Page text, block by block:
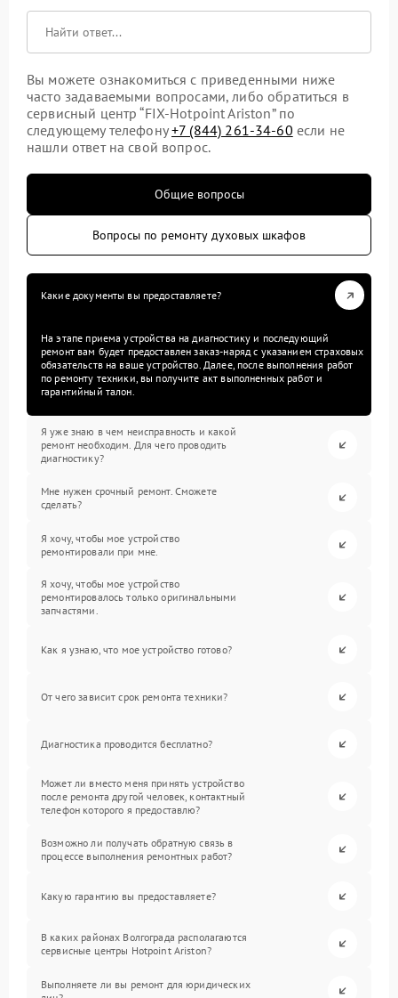
Вы можете ознакомиться с приведенными ниже
часто задаваемыми вопросами, либо обратиться в
сервисный центр “FIX-Hotpoint Ariston” по
следующему телефону+7 (844) 261-34-60 если не
нашли ответ на свой вопрос.
Общие вопросы
Вопросы по ремонту духовых шкафов
Какие документы вы предоставляете?
На этапе приема устройства на диагностику и последующий
ремонт вам будет предоставлен заказ-наряд с указанием страховых
обязательств на ваше устройство. Далее, после выполнения работ
по ремонту техники, вы получите акт выполненных работ и
гарантийный талон.
Я уже знаю в чем неисправность и какой
ремонт необходим. Для чего проводить
диагностику?
Мне нужен срочный ремонт. Сможете
сделать?
Я хочу, чтобы мое устройство
ремонтировали при мне.
Я хочу, чтобы мое устройство
ремонтировалось только оригинальными
запчастями.
Как я узнаю, что мое устройство готово?
От чего зависит срок ремонта техники?
Диагностика проводится бесплатно?
Может ли вместо меня принять устройство
после ремонта другой человек, контактный
телефон которого я предоставлю?
Возможно ли получать обратную связь в
процессе выполнения ремонтных работ?
Какую гарантию вы предоставляете?
В каких районах Волгограда располагаются
сервисные центры Hotpoint Ariston?
Выполняете ли вы ремонт для юридических